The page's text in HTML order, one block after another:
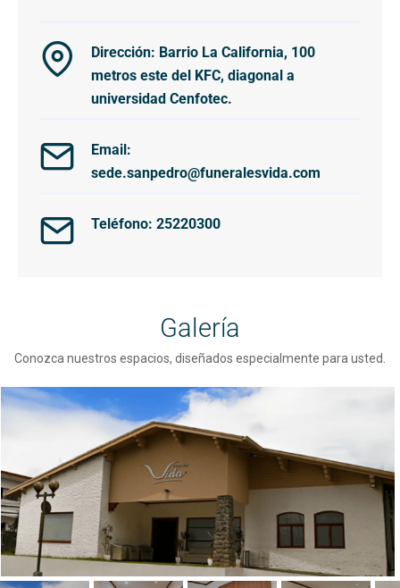
Dirección: Barrio La California, 100
metros este del KFC, diagonal a
universidad Cenfotec.
Email:
sede.sanpedro@funeralesvida.com
Teléfono: 25220300
Galería
Conozca nuestros espacios, diseñados especialmente para usted.